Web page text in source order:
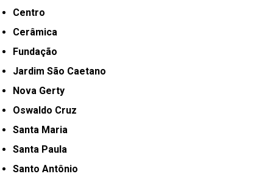
Centro
Cerâmica
Fundação
Jardim São Caetano
Nova Gerty
Oswaldo Cruz
Santa Maria
Santa Paula
Santo Antônio